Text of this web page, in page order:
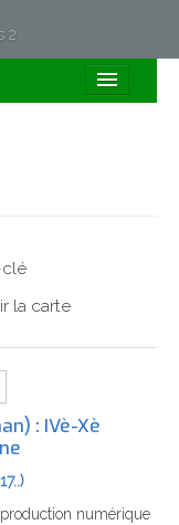
clé
la carte
: IVè-Xè
numérique